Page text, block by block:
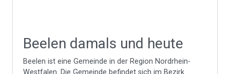
Beelen damals und heute
Beelen ist eine Gemeinde in der Region Nordrhein-
Westfalen. Die Gemeinde befindet sich im Bezirk